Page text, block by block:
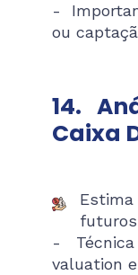
-
ou
14.
Caixa
-
valuation